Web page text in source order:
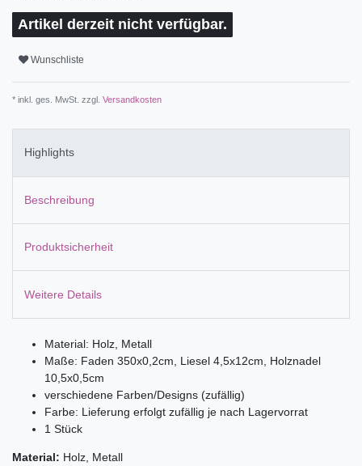
Artikel derzeit nicht verfügbar.
Wunschliste
* inkl. ges. MwSt. zzgl. Versandkosten
Highlights
Beschreibung
Produktsicherheit
Weitere Details
Material: Holz, Metall
Maße: Faden 350x0,2cm, Liesel 4,5x12cm, Holznadel
10,5x0,5cm
verschiedene Farben/Designs (zufällig)
Farbe: Lieferung erfolgt zufällig je nach Lagervorrat
1 Stück
Material: Holz, Metall